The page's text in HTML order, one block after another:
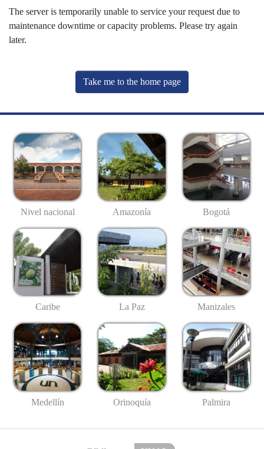
The server is temporarily unable to service your request due to
maintenance downtime or capacity problems. Please try again
later.
Take me to the home page
Nivel nacional Amazonía Bogotá
Caribe La Paz Manizales
Medellín Orinoquía Palmira